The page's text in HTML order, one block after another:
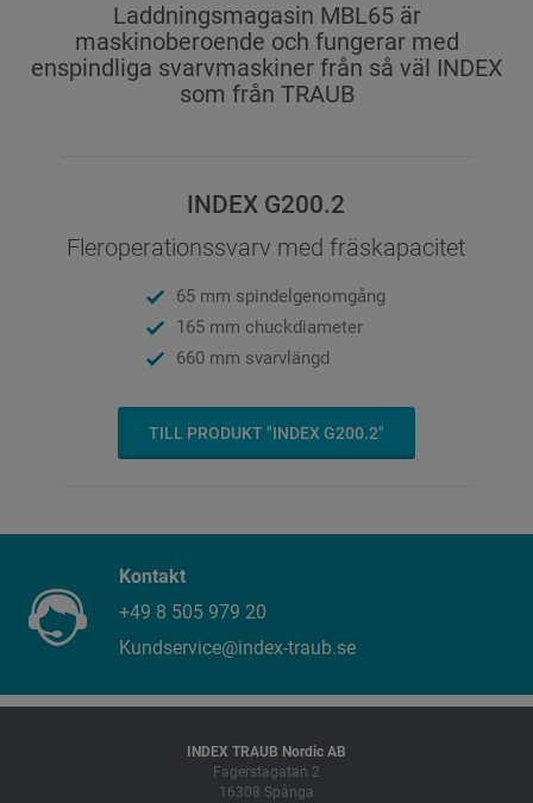
Laddningsmagasin MBL65 är
maskinoberoende och fungerar med
enspindliga svarvmaskiner från så väl INDEX
som från TRAUB
INDEX G200.2
Fleroperationssvarv med fräskapacitet
65 mm spindelgenomgång
165 mm chuckdiameter
660 mm svarvlängd
TILL PRODUKT "INDEX G200.2"
Kontakt
+49 8 505 979 20
Kundservice@index-traub.se
INDEX TRAUB Nordic AB
Fagerstagatan 2
16308 Spånga